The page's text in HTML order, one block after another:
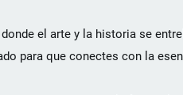
el arte y la historia se
para que conectes con la